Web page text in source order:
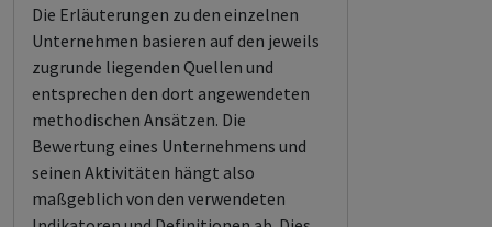
Die Erläuterungen zu den einzelnen
Unternehmen basieren auf den jeweils
zugrunde liegenden Quellen und
entsprechen den dort angewendeten
methodischen Ansätzen. Die
Bewertung eines Unternehmens und
seinen Aktivitäten hängt also
maßgeblich von den verwendeten